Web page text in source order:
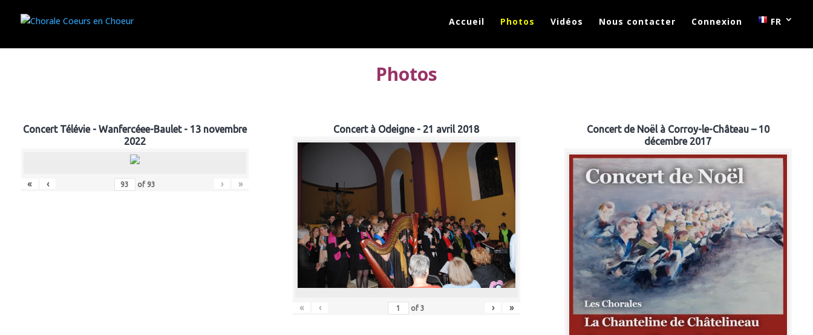
Accueil Photos Vidéos Nous contacter Connexion FR
Photos
Concert Télévie - Wanfercéee-Baulet - 13 novembre
2022
« ‹ of 93 › »
Concert à Odeigne - 21 avril 2018
« ‹ of3 › »
Concert de Noël à Corroy-le-Château – 10
décembre 2017